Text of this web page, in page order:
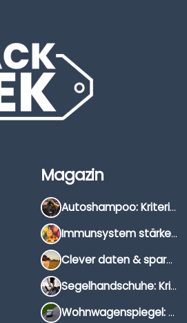
Magazin
Autoshampoo: Kriterien, Unterschiede & Anwendung
Immunsystem stärken: Hausmittel, Vitamine & Wissenswertes
Clever daten & sparen: So findest du die besten Deals für Dates und Unternehmungen
Segelhandschuhe: Kriterien, Materialien & Tipps
Wohnwagenspiegel: Auswahl, Preise & Montage